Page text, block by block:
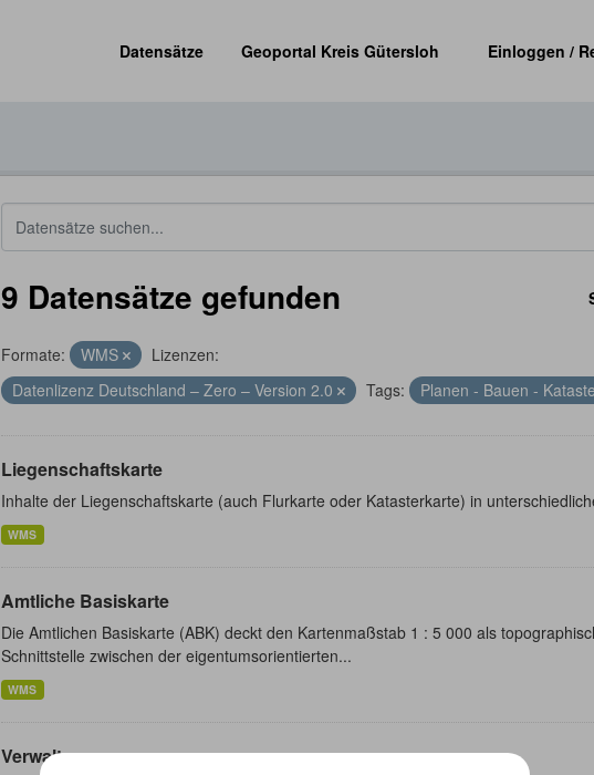
Datensätze
Geoportal Kreis Gütersloh Einloggen /
9 Datensätze gefunden
Formate: WMS
Lizenzen:
Datenlizenz Deutschland – Zero – Version 2.0
Tags: Planen - Bauen -
Liegenschaftskarte
Inhalte der Liegenschaftskarte (auch Flurkarte oder Katasterkarte) in
WMS
Amtliche Basiskarte
Die Amtlichen Basiskarte (ABK) deckt den Kartenmaßstab 1 : 5 000 als
Schnittstelle zwischen der eigentumsorientierten...
WMS
Verwaltungsgrenzen